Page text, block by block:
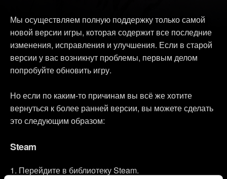
Мы осуществляем полную поддержку только самой
новой версии игры, которая содержит все последние
изменения, исправления и улучшения. Если в старой
версии у вас возникнут проблемы, первым делом
попробуйте обновить игру.
Но если по каким-то причинам вы всё же хотите
вернуться к более ранней версии, вы можете сделать
это следующим образом:
Steam
Перейдите в библиотеку Steam.